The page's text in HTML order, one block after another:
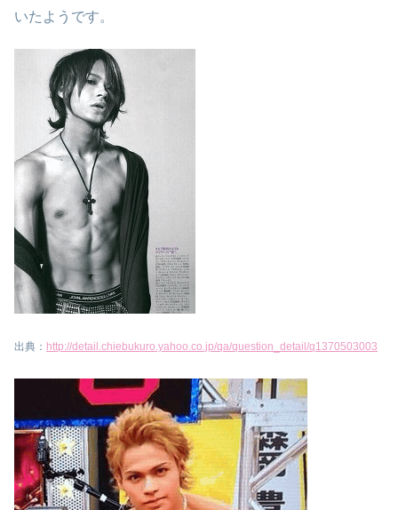
いたようです。
出典： http://detail.chiebukuro.yahoo.co.jp/qa/question_detail/q1370503003